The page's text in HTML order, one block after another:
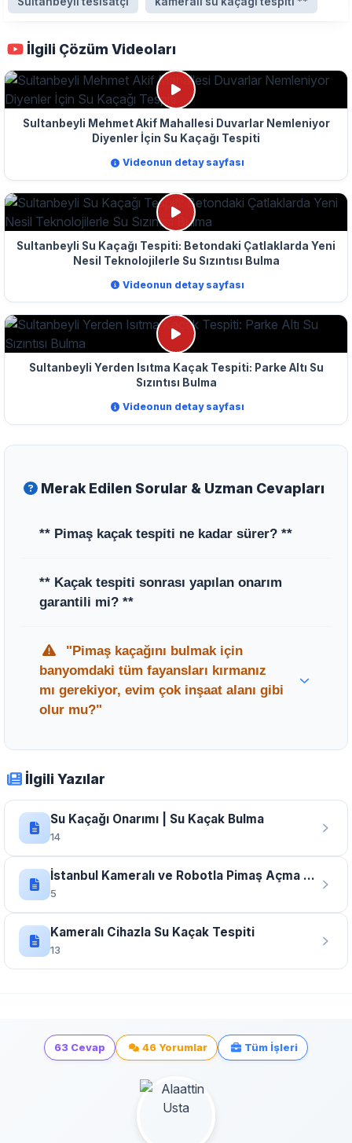
İlgili Çözüm Videoları
Sultanbeyli Mehmet Akif Mahallesi Duvarlar Nemleniyor
Diyenler İçin Su Kaçağı Tespiti
Videonun detay sayfası
Sultanbeyli Su Kaçağı Tespiti: Betondaki Çatlaklarda Yeni
Nesil Teknolojilerle Su Sızıntısı Bulma
Videonun detay sayfası
Sultanbeyli Yerden Isıtma Kaçak Tespiti: Parke Altı Su
Sızıntısı Bulma
Videonun detay sayfası
Merak Edilen Sorular & Uzman Cevapları
** Pimaş kaçak tespiti ne kadar sürer? **
pimaş hatlarındaki kaçakları genellikle otuz
ile altmış dakika içerisinde noktasal olarak
** Kaçak tespiti sonrası yapılan onarım
garantili mi? **
gerçekleştirilen tüm pimaş onarım ve parça
değişim işlemleri firmamızın servis garantisi
altındadır.
banyomdaki tüm fayansları kırmanız
mı gerekiyor, evim çok inşaat alanı gibi
olur mu?"
kameralı cihazlar kullanarak sızıntının yerini
noktasal olarak belirler, bu sayede gereksiz
hiçbir yeri kırmadan sadece arızalı bölgeye
müdahale ederek evinizin kirlenmesini
önleriz.
İlgili Yazılar
Su Kaçağı Onarımı | Su Kaçak Bulma
14
İstanbul Kameralı ve Robotla Pimaş Açma - Kırmadan Tıkanıklık Tespiti
5
Kameralı Cihazla Su Kaçak Tespiti
13
63 Cevap 46 Yorumlar Tüm İşleri